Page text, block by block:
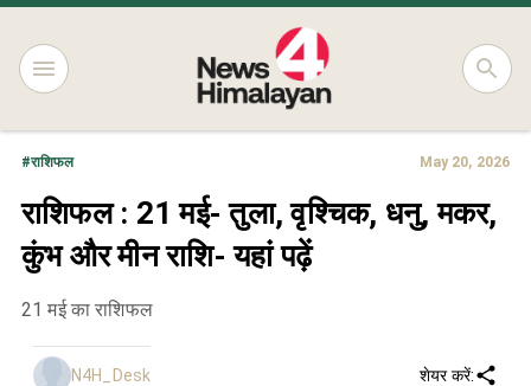
#राशिफल May 20, 2026
राशिफल : 21 मई- तुला, वृश्चिक, धनु, मकर,
कुंभ और मीन राशि- यहां पढ़ें
21 मई का राशिफल
N4H_Desk शेयर करें: